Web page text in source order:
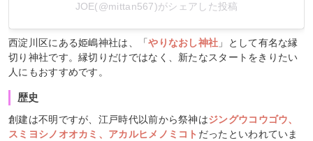
JOE(@mittan567)がシェアした投稿
西淀川区にある姫嶋神社は、「やりなおし神社 」として有名な縁
切り神社です。縁切りだけではなく、新たなスタートをきりたい
人にもおすすめです。
歴史
創建は不明ですが、江戸時代以前から祭神はジングウコウゴウ、​
スミヨシノオオカミ、アカルヒメノミコト だったといわれていま